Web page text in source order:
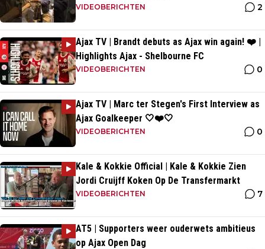
VIDEOBERICHTEN 2
Ajax TV | Brandt debuts as Ajax win again! ❤️ |
Highlights Ajax - Shelbourne FC
VIDEOBERICHTEN 0
Ajax TV | Marc ter Stegen's First Interview as
Ajax Goalkeeper 🤍❤️🤍
VIDEOBERICHTEN 0
Kale & Kokkie Official | Kale & Kokkie Zien
Jordi Cruijff Koken Op De Transfermarkt
VIDEOBERICHTEN 7
AT5 | Supporters weer ouderwets ambitieus
op Ajax Open Dag